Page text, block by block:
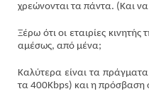
χρεώνονται τα πάντα. (Και να
Ξέρω ότι οι εταιρίες
αμέσως, από μένα;
Καλύτερα είναι τα
τα 400Kbps) και η πρόσβαση